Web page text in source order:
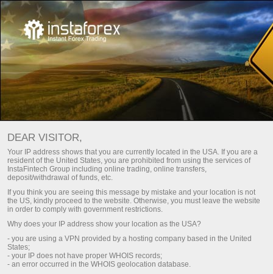
Сауда стиліңізге сай бонусты
таңдаңыз!
Депозитке 100% дейін және пайданы еркін шығару
Алу
DEAR VISITOR,
Your IP address shows that you are currently located in the USA. If you are a
resident of the United States, you are prohibited from using the services of
InstaFintech Group including online trading, online transfers,
deposit/withdrawal of funds, etc.
If you think you are seeing this message by mistake and your location is not
the US, kindly proceed to the website. Otherwise, you must leave the website
in order to comply with government restrictions.
Why does your IP address show your location as the USA?
- you are using a VPN provided by a hosting company based in the United
States;
- your IP does not have proper WHOIS records;
- an error occurred in the WHOIS geolocation database.